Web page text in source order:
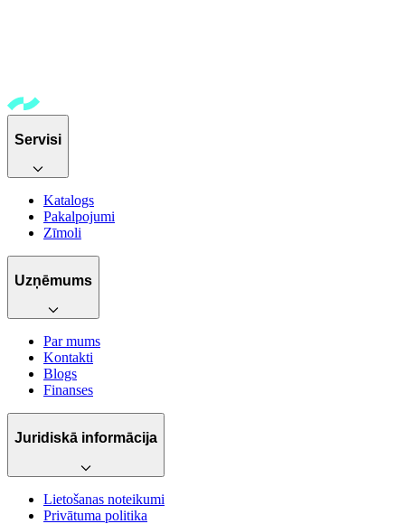
Servisi
Katalogs
Pakalpojumi
Zīmoli
Uzņēmums
Par mums
Kontakti
Blogs
Finanses
Juridiskā informācija
Lietošanas noteikumi
Privātuma politika